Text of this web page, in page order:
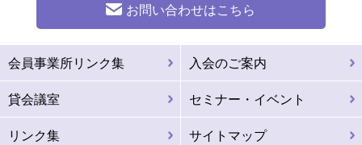
お問い合わせはこちら
会員事業所リンク集 入会のご案内
貸会議室 セミナー・イベント
リンク集 サイトマップ